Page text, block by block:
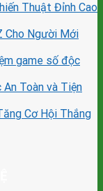
Thuật Đỉnh Cao
Cho Người Mới
game số độc
Toàn và Tiện
Cơ Hội Thắng